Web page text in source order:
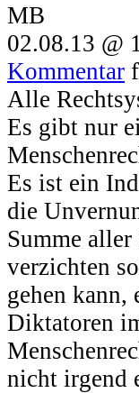
MB
02.08.13 @
Kommentar
Alle
Es gibt nur
Es ist ein
die
Summe
verzichten
gehen kann,
Diktatoren
nicht irgend